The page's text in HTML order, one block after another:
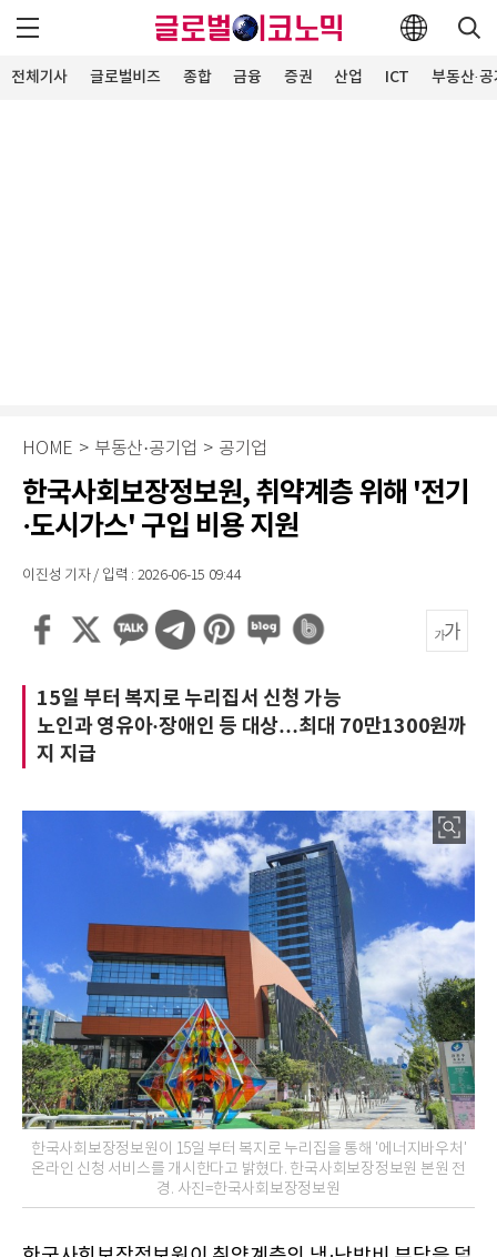
전체기사 글로벌비즈 종합 금융 증권 산업 ICT 부동산·
HOME > 부동산·공기업 > 공기업
한국사회보장정보원, 취약계층 위해 '전기
·도시가스' 구입 비용 지원
이진성 기자 / 입력 : 2026-06-15 09:44
15일 부터 복지로 누리집서 신청 가능
노인과 영유아·장애인 등 대상…최대 70만1300원까
지 지급
한국사회보장정보원이 15일 부터 복지로 누리집을 통해 '에너지바우처'
온라인 신청 서비스를 개시한다고 밝혔다. 한국사회보장정보원 본원 전
경. 사진=한국사회보장정보원